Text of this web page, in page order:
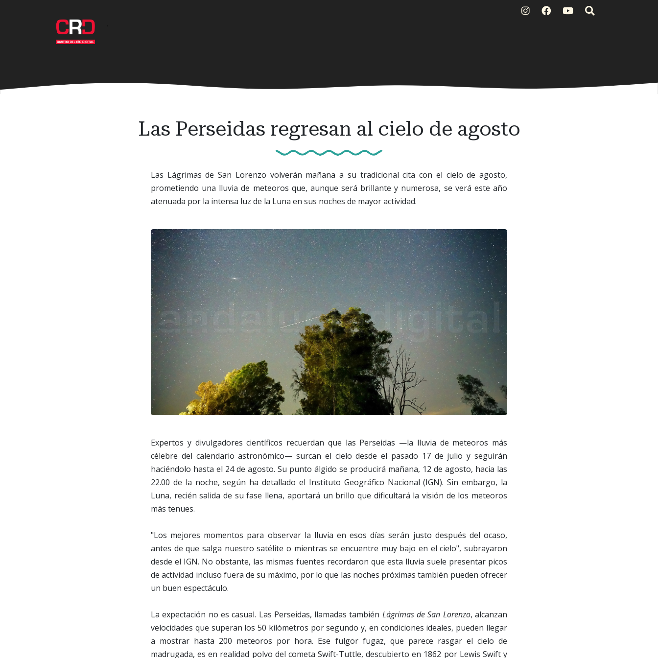
Las Perseidas regresan al cielo de agosto
Las Lágrimas de San Lorenzo volverán mañana a su tradicional cita con el cielo de agosto,
prometiendo una lluvia de meteoros que, aunque será brillante y numerosa, se verá este año
atenuada por la intensa luz de la Luna en sus noches de mayor actividad.
Expertos y divulgadores científicos recuerdan que las Perseidas —la lluvia de meteoros más
célebre del calendario astronómico— surcan el cielo desde el pasado 17 de julio y seguirán
haciéndolo hasta el 24 de agosto. Su punto álgido se producirá mañana, 12 de agosto, hacia las
22.00 de la noche, según ha detallado el Instituto Geográfico Nacional (IGN). Sin embargo, la
Luna, recién salida de su fase llena, aportará un brillo que dificultará la visión de los meteoros
más tenues.
"Los mejores momentos para observar la lluvia en esos días serán justo después del ocaso,
antes de que salga nuestro satélite o mientras se encuentre muy bajo en el cielo", subrayaron
desde el IGN. No obstante, las mismas fuentes recordaron que esta lluvia suele presentar picos
de actividad incluso fuera de su máximo, por lo que las noches próximas también pueden ofrecer
un buen espectáculo.
La expectación no es casual. Las Perseidas, llamadas también Lágrimas de San Lorenzo, alcanzan
velocidades que superan los 50 kilómetros por segundo y, en condiciones ideales, pueden llegar
a mostrar hasta 200 meteoros por hora. Ese fulgor fugaz, que parece rasgar el cielo de
madrugada, es en realidad polvo del cometa Swift-Tuttle, descubierto en 1862 por Lewis Swift y